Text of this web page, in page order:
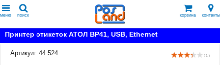
меню поиск корзина контакты
Принтер этикеток АТОЛ BP41, USB, Ethernet
Артикул: 44 524 ( 1 )